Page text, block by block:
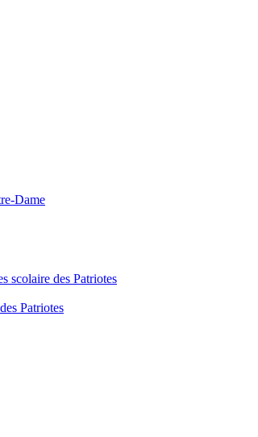
Dame
scolaire des Patriotes
Patriotes